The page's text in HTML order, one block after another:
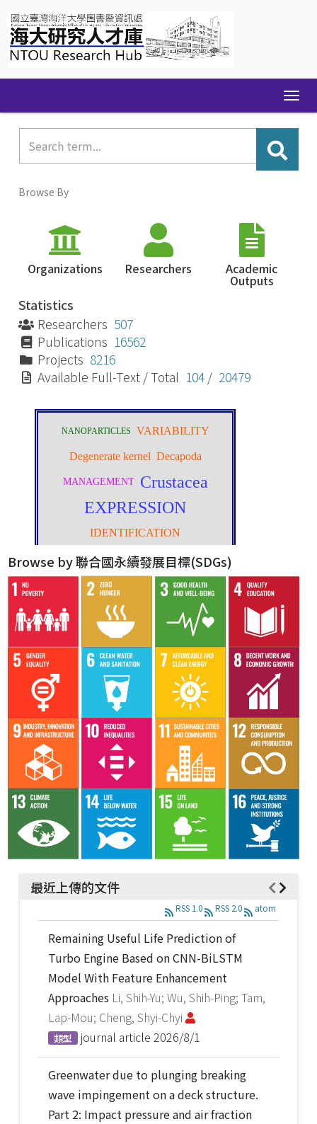
navigation
Browse By
Organizations Researchers Academic
Outputs
Statistics
Researchers 507
Publications 16562
Projects 8216
Available Full-Text / Total 104 / 20479
Browse by 聯合國永續發展目標(SDGs)
最近上傳的文件
RSS 1.0 RSS 2.0 atom
Remaining Useful Life Prediction of
Turbo Engine Based on CNN-BiLSTM
Model With Feature Enhancement
Approaches Li, Shih-Yu; Wu, Shih-Ping; Tam,
Lap-Mou; Cheng, Shyi-Chyi
類型 journal article 2026/8/1
Greenwater due to plunging breaking
wave impingement on a deck structure.
Part 2: Impact pressure and air fraction